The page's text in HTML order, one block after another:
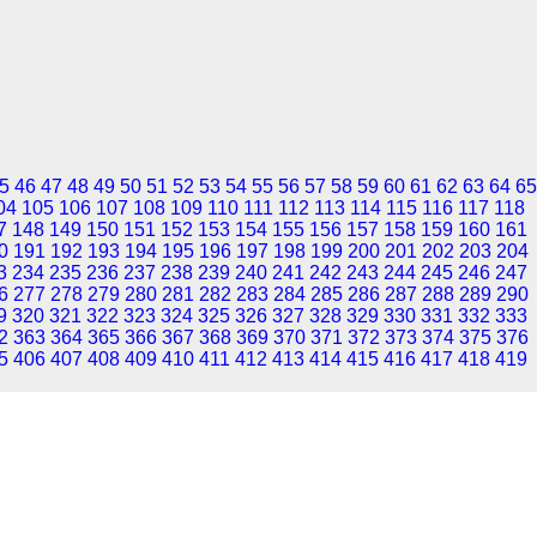
46 47 48 49 50 51 52 53 54 55 56 57 58 59 60 61 62 63 64 65
105 106 107 108 109 110 111 112 113 114 115 116 117 118
148 149 150 151 152 153 154 155 156 157 158 159 160 161
191 192 193 194 195 196 197 198 199 200 201 202 203 204
234 235 236 237 238 239 240 241 242 243 244 245 246 247
277 278 279 280 281 282 283 284 285 286 287 288 289 290
320 321 322 323 324 325 326 327 328 329 330 331 332 333
363 364 365 366 367 368 369 370 371 372 373 374 375 376
406 407 408 409 410 411 412 413 414 415 416 417 418 419